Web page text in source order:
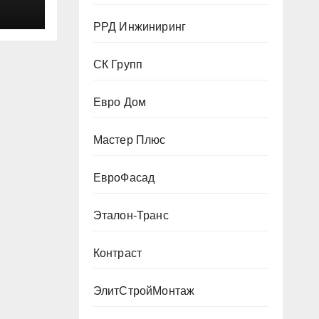
РРД Инжиниринг
СК Групп
Евро Дом
Мастер Плюс
ЕвроФасад
Эталон-Транс
Контраст
ЭлитСтройМонтаж